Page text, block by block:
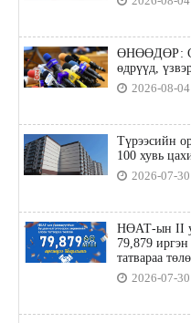
ӨНӨӨДӨР:
өдрүүд,
2026-08-04
Түрээсийн
100 хувь
2026-07-30
НӨАТ-ын II
79,879
татвараа
2026-07-30